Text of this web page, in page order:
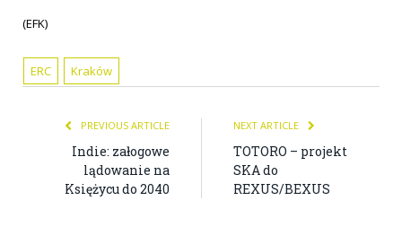
(EFK)
ERC Kraków
PREVIOUS ARTICLE
Indie: załogowe
lądowanie na
Księżycu do 2040
NEXT ARTICLE
TOTORO – projekt
SKA do
REXUS/BEXUS